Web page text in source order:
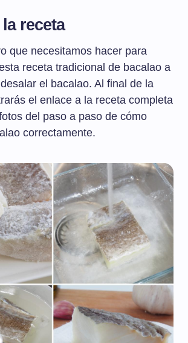
receta
que necesitamos hacer para
receta tradicional de bacalao a
el bacalao. Al final de la
el enlace a la receta completa
del paso a paso de cómo
correctamente.